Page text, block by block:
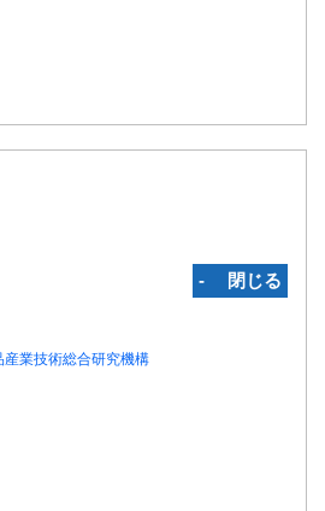
‐ 閉じる
産業技術総合研究機構